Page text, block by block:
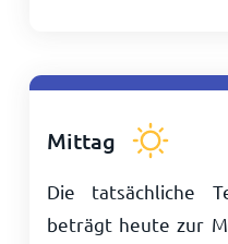
Mittag
Die tatsächliche
beträgt heute zur